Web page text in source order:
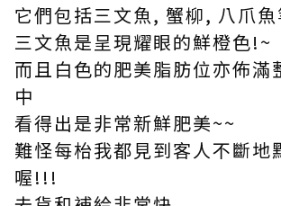
它們包括三文魚, 蟹柳, 八爪魚
三文魚是呈現耀眼的鮮橙色!~
而且白色的肥美脂肪位亦佈滿
中
看得出是非常新鮮肥美~~
難怪每枱我都見到客人不斷地
喔!!!